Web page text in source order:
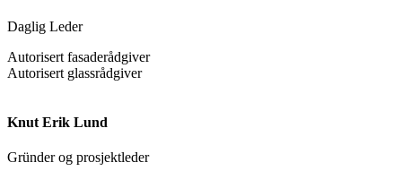
Daglig Leder
Autorisert fasaderådgiver
Autorisert glassrådgiver
Knut Erik Lund
Gründer og prosjektleder